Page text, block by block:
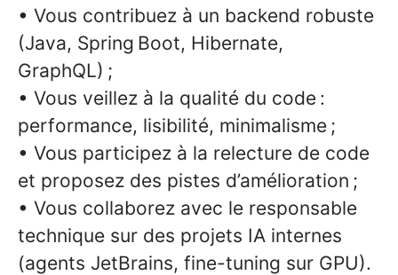
• Vous contribuez à un backend robuste
(Java, Spring Boot, Hibernate,
GraphQL) ;
• Vous veillez à la qualité du code :
performance, lisibilité, minimalisme ;
• Vous participez à la relecture de code
et proposez des pistes d’amélioration ;
• Vous collaborez avec le responsable
technique sur des projets IA internes
(agents JetBrains, fine-tuning sur GPU).